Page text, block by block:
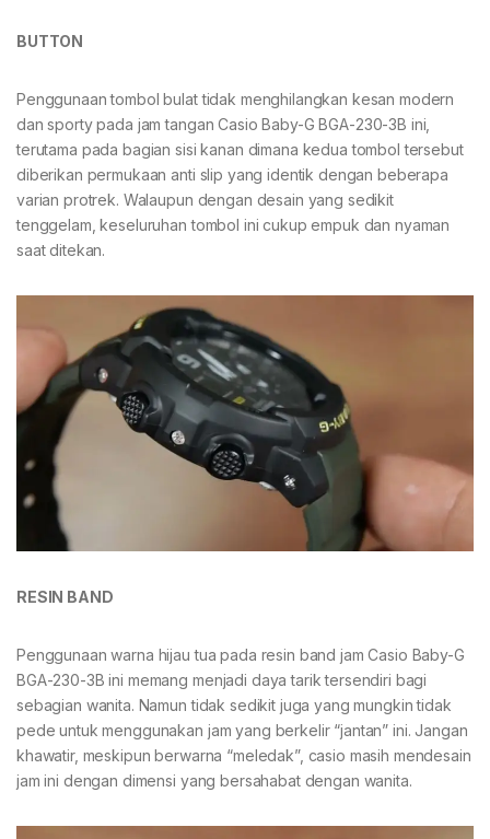
BUTTON
Penggunaan tombol bulat tidak menghilangkan kesan modern
dan sporty pada jam tangan Casio Baby-G BGA-230-3B ini,
terutama pada bagian sisi kanan dimana kedua tombol tersebut
diberikan permukaan anti slip yang identik dengan beberapa
varian protrek. Walaupun dengan desain yang sedikit
tenggelam, keseluruhan tombol ini cukup empuk dan nyaman
saat ditekan.
RESIN BAND
Penggunaan warna hijau tua pada resin band jam Casio Baby-G
BGA-230-3B ini memang menjadi daya tarik tersendiri bagi
sebagian wanita. Namun tidak sedikit juga yang mungkin tidak
pede untuk menggunakan jam yang berkelir “jantan” ini. Jangan
khawatir, meskipun berwarna “meledak”, casio masih mendesain
jam ini dengan dimensi yang bersahabat dengan wanita.